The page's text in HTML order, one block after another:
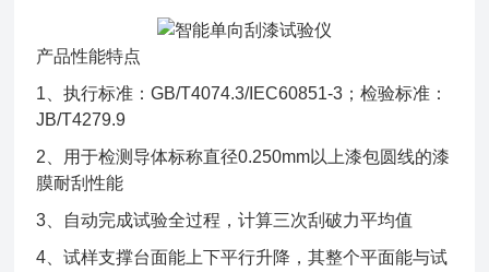
产品性能特点
1、执行标准：GB/T4074.3/IEC60851-3；检验标准：
JB/T4279.9
2、用于检测导体标称直径0.250mm以上漆包圆线的漆
膜耐刮性能
3、自动完成试验全过程，计算三次刮破力平均值
4、试样支撑台面能上下平行升降，其整个平面能与试